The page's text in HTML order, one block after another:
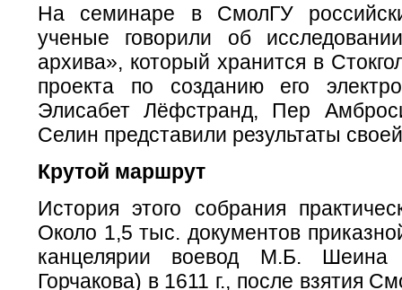
На семинаре в СмолГУ
ученые говорили об
архива», который хранится в
проекта по созданию его
Элисабет Лёфстранд, Пер
Селин представили результаты
Крутой маршрут
История этого собрания
Около 1,5 тыс. документов
канцелярии воевод М.Б.
Горчакова) в 1611 г., после взятия